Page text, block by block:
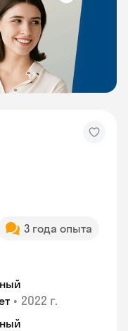
3 года опыта
• 2022 г.